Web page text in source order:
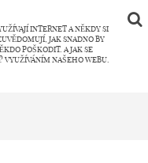
INTERNET A NĚKDY SI
JAK SNADNO BY
POŠKODIT. A JAK SE
VYUŽÍVÁNÍM NAŠEHO WEBU.